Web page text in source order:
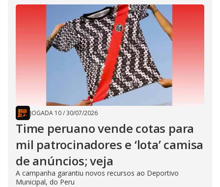
JOGADA 10/30/07/2026
Time peruano vende cotas para
mil patrocinadores e ‘lota’ camisa
de anúncios; veja
A campanha garantiu novos recursos ao Deportivo
Municipal, do Peru